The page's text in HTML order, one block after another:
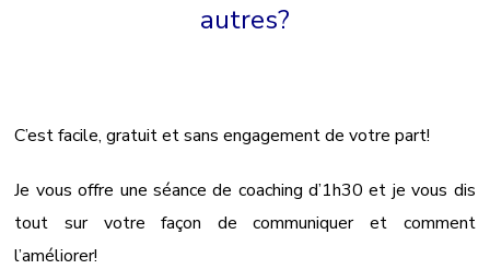
autres?
C’est facile, gratuit et sans engagement de votre part!
Je vous offre une séance de coaching d’1h30 et je vous dis
tout sur votre façon de communiquer et comment
l’améliorer!